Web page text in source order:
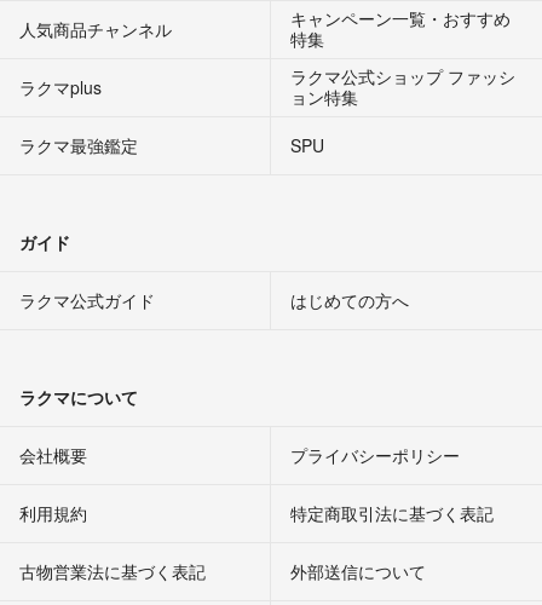
人気商品チャンネル
キャンペーン一覧・おすすめ
特集
ラクマplus
ラクマ公式ショップ ファッシ
ョン特集
ラクマ最強鑑定
SPU
ガイド
ラクマ公式ガイド はじめての方へ
ラクマについて
会社概要 プライバシーポリシー
利用規約 特定商取引法に基づく表記
古物営業法に基づく表記 外部送信について